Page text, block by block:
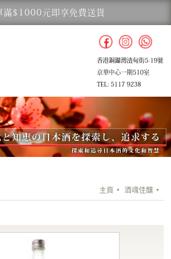
滿$1000元即享免費送貨
香港銅鑼灣渣甸街5-19號
京華中心一期510室
TEL: 5117 9238
主頁 酒魂佳釀